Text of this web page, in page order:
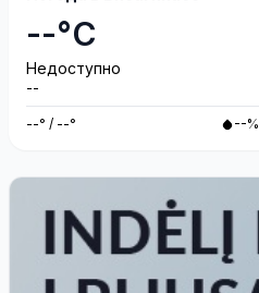
--°C
Недоступно
--
--° / --° --%